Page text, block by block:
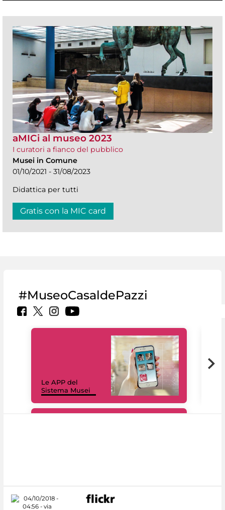
aMICi al museo 2023
I curatori a fianco del pubblico
Musei in Comune
01/10/2021 - 31/08/2023
Didattica per tutti
Gratis con la MIC card
#MuseoCasaldePazzi
Le APP del
Sistema Musei